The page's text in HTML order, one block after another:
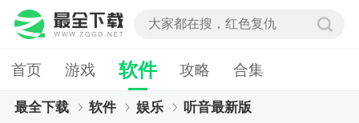
首页 游戏 软件 攻略 合集
最全下载 软件 娱乐 听音最新版